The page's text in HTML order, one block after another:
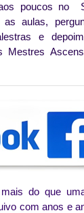
poucos no
as aulas,
e
Mestres
do que
com anos e